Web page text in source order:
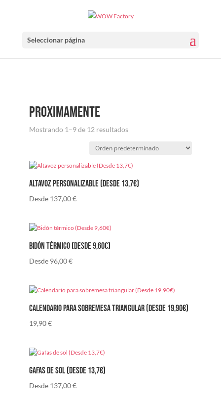
Seleccionar página
proximamente
Mostrando 1–9 de 12 resultados
Altavoz personalizable (Desde 13,7€)
Desde 137,00€
Bidón térmico (Desde 9,60€)
Desde 96,00€
Calendario para sobremesa triangular (Desde 19,90€)
19,90€
Gafas de sol (Desde 13,7€)
Desde 137,00€